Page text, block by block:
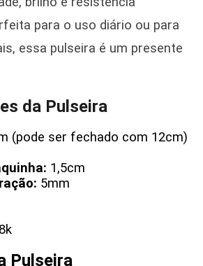
para o uso diário ou para
essa pulseira é um presente
da Pulseira
(pode ser fechado com 12cm)
1,5cm
5mm
Pulseira